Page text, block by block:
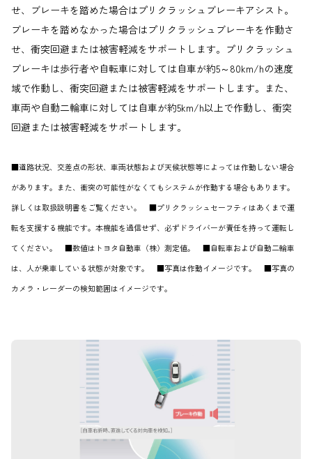
せ、ブレーキを踏めた場合はプリクラッシュブレーキアシスト。
ブレーキを踏めなかった場合はプリクラッシュブレーキを作動さ
せ、衝突回避または被害軽減をサポートします。プリクラッシュ
ブレーキは歩行者や自転車に対しては自車が約5～80km/hの速度
域で作動し、衝突回避または被害軽減をサポートします。また、
車両や自動二輪車に対しては自車が約5km/h以上で作動し、衝突
回避または被害軽減をサポートします。
■道路状況、交差点の形状、車両状態および天候状態等によっては作動しない場合
があります。また、衝突の可能性がなくてもシステムが作動する場合もあります。
詳しくは取扱説明書をご覧ください。 ■プリクラッシュセーフティはあくまで運
転を支援する機能です。本機能を過信せず、必ずドライバーが責任を持って運転し
てください。 ■数値はトヨタ自動車（株）測定値。 ■自転車および自動二輪車
は、人が乗車している状態が対象です。 ■写真は作動イメージです。 ■写真の
カメラ・レーダーの検知範囲はイメージです。